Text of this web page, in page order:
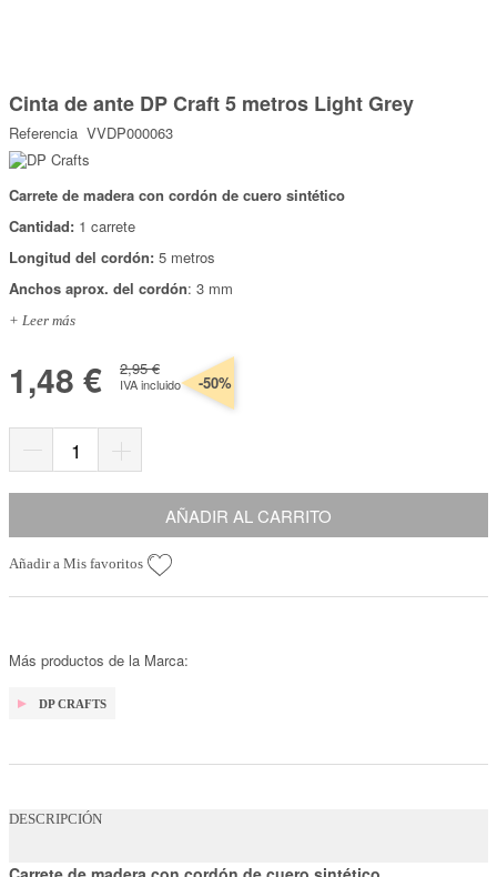
Top Ventas
Temática
Somos Kimidori
comienzo
de
la
galería
de
imágenes
Cinta de ante DP Craft 5 metros Light Grey
Referencia VVDP000063
Carrete de madera con cordón de cuero sintético
Cantidad: 1 carrete
Longitud del cordón: 5 metros
Anchos aprox. del cordón: 3 mm
+ Leer más
1,48 € 2,95 €
IVA incluido -50%
AÑADIR AL CARRITO
Añadir a Mis favoritos
Más productos de la Marca:
DP CRAFTS
DESCRIPCIÓN